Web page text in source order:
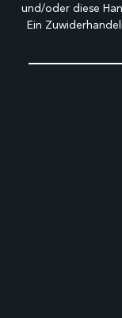
und/oder diese
Ein